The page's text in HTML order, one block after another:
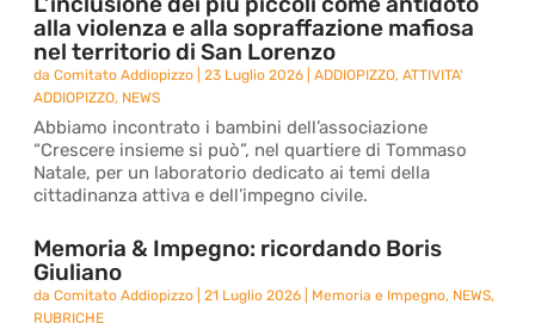
alla violenza e alla sopraffazione mafiosa
nel territorio di San Lorenzo
daComitato Addiopizzo |23 Luglio 2026 |ADDIOPIZZO,ATTIVITA'
ADDIOPIZZO, NEWS
Abbiamo incontrato i bambini dell’associazione
“Crescere insieme si può”, nel quartiere di Tommaso
Natale, per un laboratorio dedicato ai temi della
cittadinanza attiva e dell’impegno civile.
Memoria & Impegno: ricordando Boris
Giuliano
daComitato Addiopizzo |21 Luglio 2026 Memoria e Impegno, NEWS,
RUBRICHE